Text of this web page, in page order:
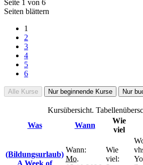
Seite 1 von 6
Seiten blättern
1
2
3
4
5
6
Alle Kurse Nur beginnende Kurse Nur
Kursübersicht.
Was
Wann
Wie
viel
(Bildungsurlaub)
A Week of
Wann:
Mo.
Wie
viel: